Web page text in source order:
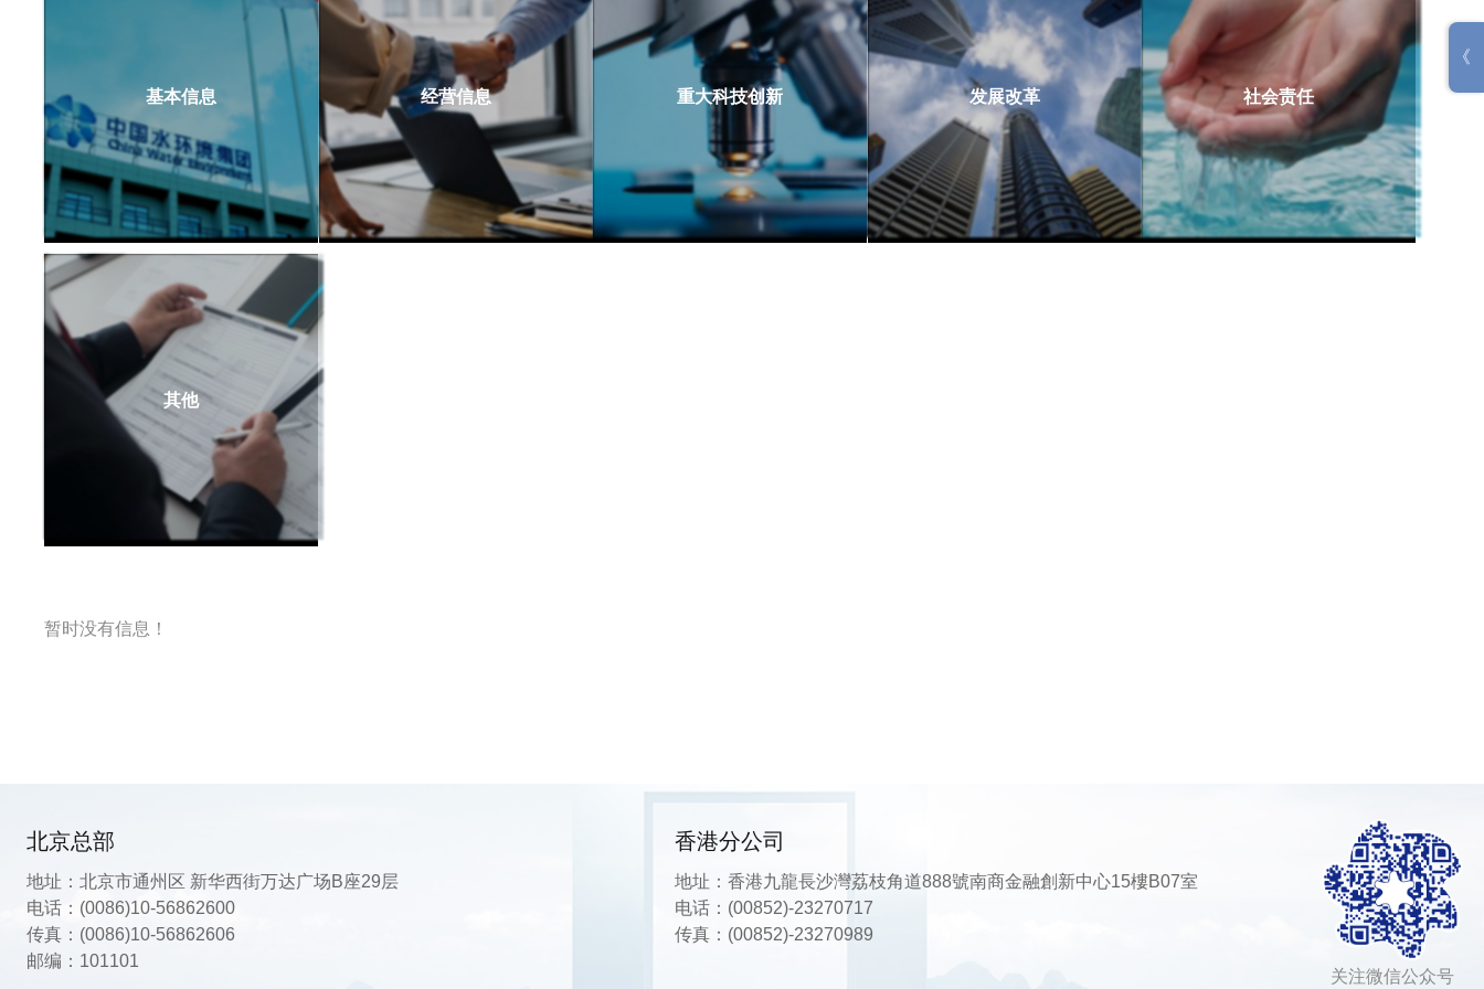
基本信息 经营信息 重大科技创新 发展改革 社会责任
其他
暂时没有信息！
北京总部
地址：北京市通州区 新华西街万达广场B座29层
电话： (0086)10-56862600
传真：(0086)10-56862606
邮编：101101
香港分公司
地址：香港九龍⻑沙灣荔枝⾓道888號南商⾦融創新中⼼15樓B07室
电话： (00852)-23270717
传真：(00852)-23270989
关注微信公众号